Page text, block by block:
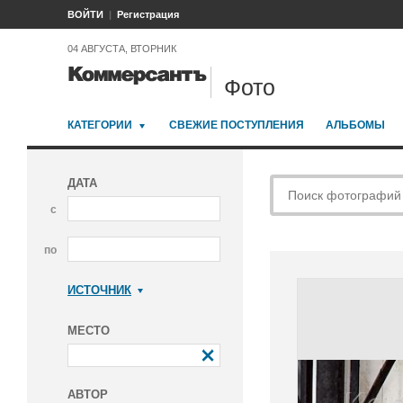
ВОЙТИ Регистрация
04 АВГУСТА, ВТОРНИК
Фото
КАТЕГОРИИ СВЕЖИЕ ПОСТУПЛЕНИЯ АЛЬБОМЫ
ДАТА
с
по
ИСТОЧНИК
МЕСТО
АВТОР